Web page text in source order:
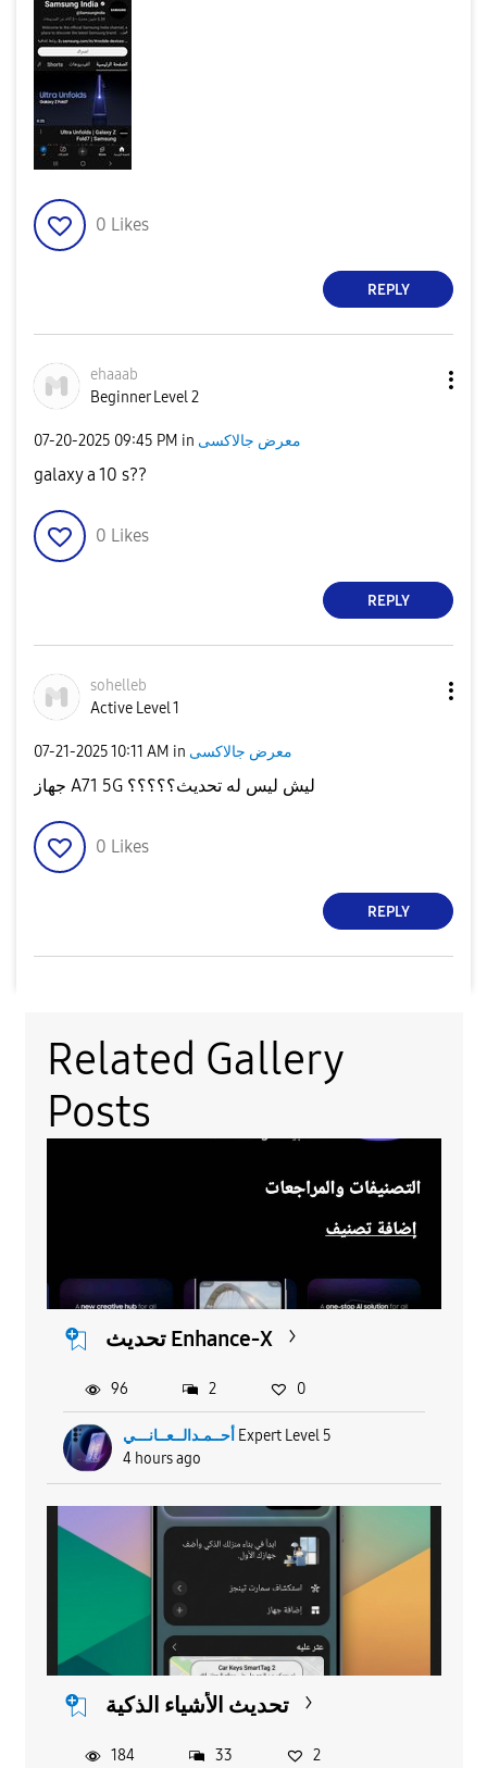
0 Likes
REPLY
ehaaab
Beginner Level 2
‎07-20-2025 09:45 PM in معرض جالاكسى
galaxy a 10 s??
0 Likes
REPLY
sohelleb
Active Level 1
‎07-21-202510:11 AM in معرض جالاكسى
جهاز A71 5G ليش ليس له تحديث؟؟؟؟؟
0 Likes
REPLY
Related Gallery
Posts
تحديث Enhance-X
أحــمـدالــعــانـــي Expert Level 5
4 hours ago
96 2 0
تحديث الأشياء الذكية
184 33 2